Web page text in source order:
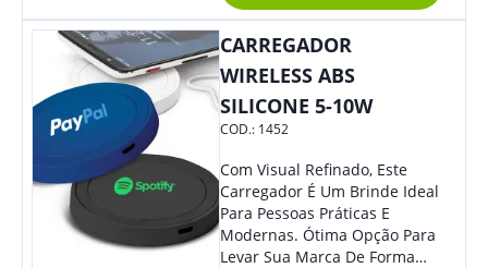
CARREGADOR
WIRELESS ABS
SILICONE 5-10W
COD.: 1452
Com Visual Refinado, Este
Carregador É Um Brinde Ideal
Para Pessoas Práticas E
Modernas. Ótima Opção Para
Levar Sua Marca De Forma